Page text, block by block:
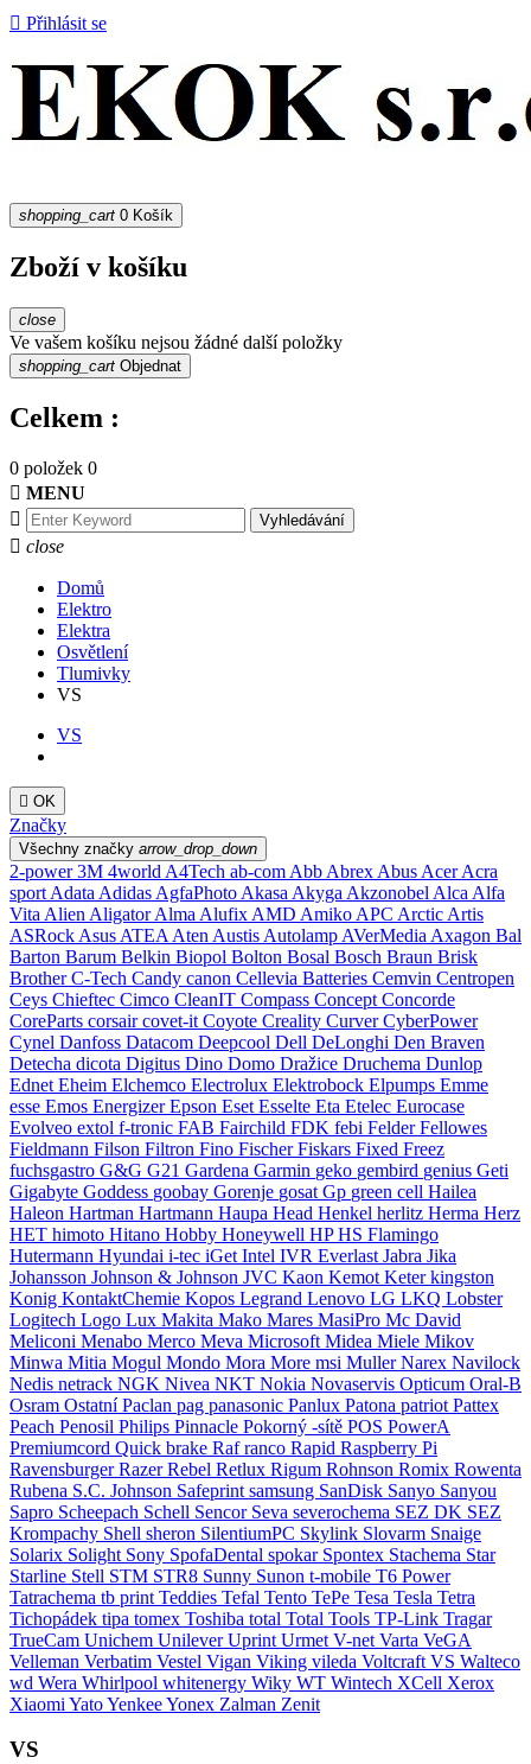
 Přihlásit se
shopping_cart 0 Košík
Zboží v košíku
close
Ve vašem košíku nejsou žádné další položky
shopping_cart Objednat
Celkem :
0 položek 0
 MENU

Vyhledávání
 close
Domů
Elektro
Elektra
Osvětlení
Tlumivky
VS
VS
 OK
Značky
Všechny značky arrow_drop_down
2-power3M 4world A4Tech ab-com Abb Abrex Abus AcerAcra
sport Adata Adidas AgfaPhoto Akasa Akyga Akzonobel Alca Alfa
Vita Alien AligatorAlma Alufix AMD Amiko APC Arctic Artis
ASRock Asus ATEA Aten Austis Autolamp AVerMedia Axagon Bal
Barton Barum Belkin Biopol Bolton Bosal Bosch Braun Brisk
BrotherC-Tech Candy canon Cellevia Batteries Cemvin Centropen
Ceys Chieftec Cimco CleanIT Compass Concept Concorde
CoreParts corsaircovet-it Coyote Creality CurverCyberPower
Cynel Danfoss Datacom Deepcool Dell DeLonghi Den Braven
Detecha dicota Digitus Dino Domo Dražice Druchema Dunlop
Ednet Eheim Elchemco Electrolux Elektrobock Elpumps Emme
esse Emos EnergizerEpson Eset Esselte Eta Etelec Eurocase
Evolveo extol f-tronic FAB Fairchild FDK febi FelderFellowes
Fieldmann Filson Filtron Fino FischerFiskars Fixed Freez
fuchsgastro G&G G21 Gardena Garmin geko gembird genius Geti
Gigabyte Goddess goobay Gorenje gosat Gp green cell Hailea
Haleon Hartman Hartmann Haupa Head Henkel herlitz Herma Herz
HET himoto Hitano Hobby Honeywell HPHS Flamingo
Hutermann Hyundai i-tec iGet Intel IVR Everlast Jabra Jika
Johansson Johnson & Johnson JVC Kaon Kemot Keterkingston
Konig KontaktChemie Kopos Legrand Lenovo LG LKQ Lobster
Logitech Logo Lux Makita Mako Mares MasiPro Mc David
Meliconi Menabo Merco Meva Microsoft Midea Miele Mikov
Minwa Mitia Mogul Mondo Mora More msi MullerNarex Navilock
Nedis netrack NGK Nivea NKT Nokia Novaservis Opticum Oral-B
Osram OstatníPaclan pag panasonic Panlux Patona patriot Pattex
Peach Penosil Philips Pinnacle Pokorný -sítě POS PowerA
Premiumcord Quick brake Rafranco Rapid Raspberry Pi
RavensburgerRazerRebel Retlux Rigum Rohnson Romix Rowenta
Rubena S.C. Johnson Safeprint samsung SanDisk Sanyo Sanyou
Sapro Scheepach Schell Sencor Seva severochema SEZ DK SEZ
Krompachy Shell sheron SilentiumPC Skylink Slovarm Snaige
Solarix Solight Sony SpofaDental spokar Spontex Stachema Star
Starline Stell STM STR8 Sunny Sunon t-mobile T6 Power
Tatrachema tb print Teddies Tefal Tento TePe Tesa Tesla Tetra
Tichopádek tipa tomex Toshiba total Total Tools TP-Link Tragar
TrueCam Unichem UnileverUprint Urmet V-net Varta VeGA
Velleman Verbatim Vestel Vigan Viking vileda Voltcraft VS Walteco
wd Wera Whirlpool whitenergy Wiky WT Wintech XCell Xerox
Xiaomi YatoYenkeeYonex Zalman Zenit
VS